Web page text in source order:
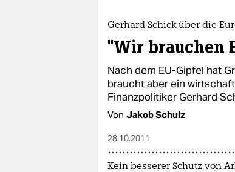
Gerhard Schick über die
"Wir brauchen
Nach dem EU-Gipfel hat
braucht aber ein
Finanzpolitiker Gerhard
Von Jakob Schulz
28.10.2011
Kein besserer Schutz von